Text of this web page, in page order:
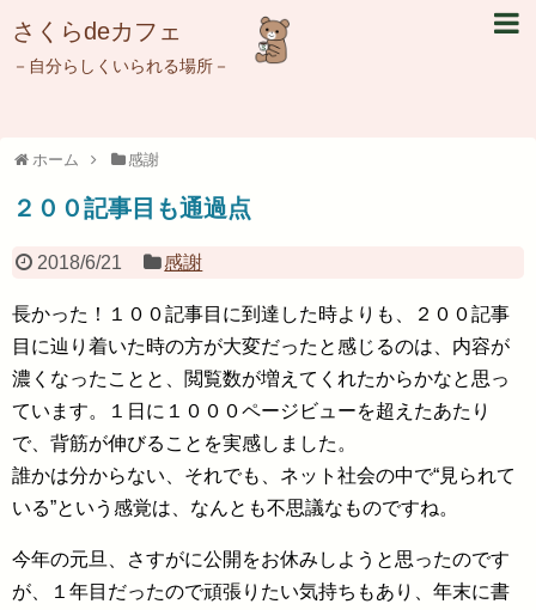
さくらdeカフェ
－自分らしくいられる場所－
ホーム 感謝
２００記事目も通過点
2018/6/21 感謝
長かった！１００記事目に到達した時よりも、２００記事
目に辿り着いた時の方が大変だったと感じるのは、内容が
濃くなったことと、閲覧数が増えてくれたからかなと思っ
ています。１日に１０００ページビューを超えたあたり
で、背筋が伸びることを実感しました。
誰かは分からない、それでも、ネット社会の中で“見られて
いる”という感覚は、なんとも不思議なものですね。
今年の元旦、さすがに公開をお休みしようと思ったのです
が、１年目だったので頑張りたい気持ちもあり、年末に書